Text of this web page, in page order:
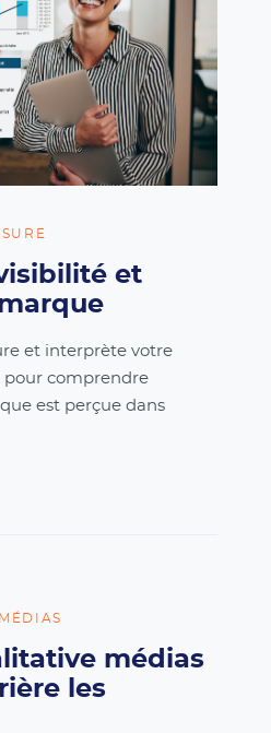
et
et interprète votre
comprendre
est perçue dans
médias
les